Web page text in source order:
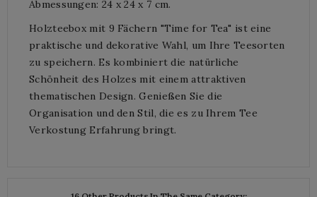
Abmessungen: 24 x 24 x 7 cm.
Holzteebox mit 9 Fächern "Time for Tea" ist eine
praktische und dekorative Wahl, um Ihre Teesorten
zu speichern. Es kombiniert die natürliche
Schönheit des Holzes mit einem attraktiven
thematischen Design. Genießen Sie die
Organisation und den Stil, die es zu Ihrem Tee
Verkostung Erfahrung bringt.